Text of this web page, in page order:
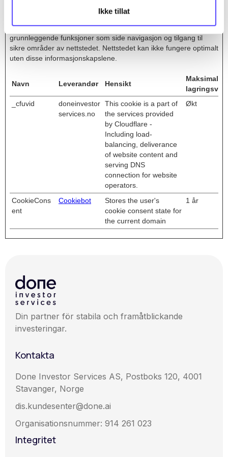
Ikke tillat
Nødvendige cookies bidra til å gjøre en nettside brukbart ved at
grunnleggende funksjoner som side navigasjon og tilgang til
sikre områder av nettstedet. Nettstedet kan ikke fungere optimalt
uten disse informasjonskapslene.
Navn Leverandør Hensikt
Maksimal
_cfuvid
doneinvestor
services.no
This cookie is a part of
the services provided
by Cloudflare -
Including load-
balancing, deliverance
of website content and
serving DNS
connection for website
operators.
Økt
CookieCons
ent
Cookiebot
Stores the user's
cookie consent state for
the current domain
1 år
Din partner för stabila och framåtblickande
investeringar.
Kontakta
Done Investor Services AS, Postboks 120, 4001
Stavanger, Norge
dis.kundesenter@done.ai
Organisationsnummer: 914 261 023
Integritet